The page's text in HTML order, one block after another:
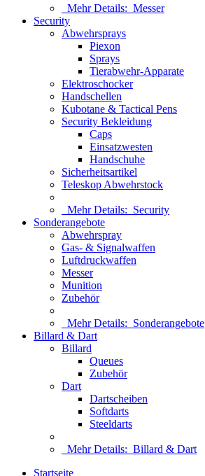
Mehr Details: Messer
Security
Abwehrsprays
Piexon
Sprays
Tierabwehr-Apparate
Elektroschocker
Handschellen
Kubotane & Tactical Pens
Security Bekleidung
Caps
Einsatzwesten
Handschuhe
Sicherheitsartikel
Teleskop Abwehrstock
Mehr Details: Security
Sonderangebote
Abwehrspray
Gas- & Signalwaffen
Luftdruckwaffen
Messer
Munition
Zubehör
Mehr Details: Sonderangebote
Billard & Dart
Billard
Queues
Zubehör
Dart
Dartscheiben
Softdarts
Steeldarts
Mehr Details: Billard & Dart
Startseite